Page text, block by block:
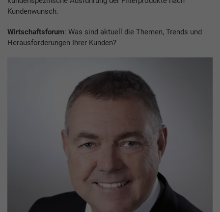
Kundenwunsch.
Wirtschaftsforum: Was sind aktuell die Themen, Trends und
Herausforderungen Ihrer Kunden?